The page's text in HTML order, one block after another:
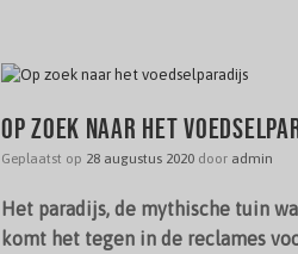
Op zoek naar het
Geplaatst op 28 augustus 2020 door admin
Het paradijs, de mythische tuin
komt het tegen in de reclames